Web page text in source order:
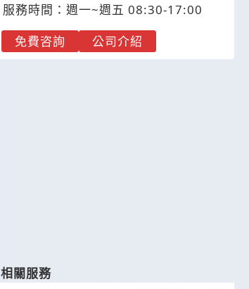
服務時間：週一~週五 08:30-17:00
免費咨詢
公司介紹
相關服務